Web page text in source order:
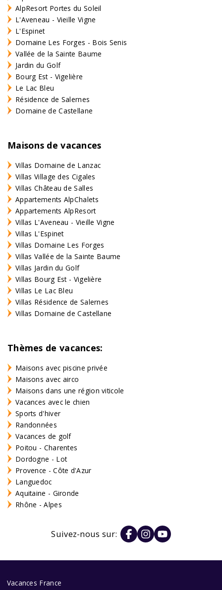
AlpResort Portes du Soleil
L'Aveneau - Vieille Vigne
L'Espinet
Domaine Les Forges - Bois Senis
Vallée de la Sainte Baume
Jardin du Golf
Bourg Est - Vigelière
Le Lac Bleu
Résidence de Salernes
Domaine de Castellane
Maisons de vacances
Villas Domaine de Lanzac
Villas Village des Cigales
Villas Château de Salles
Appartements AlpChalets
Appartements AlpResort
Villas L'Aveneau - Vieille Vigne
Villas L'Espinet
Villas Domaine Les Forges
Villas Vallée de la Sainte Baume
Villas Jardin du Golf
Villas Bourg Est - Vigelière
Villas Le Lac Bleu
Villas Résidence de Salernes
Villas Domaine de Castellane
Thèmes de vacances:
Maisons avec piscine privée
Maisons avec airco
Maisons dans une région viticole
Vacances avec le chien
Sports d'hiver
Randonnées
Vacances de golf
Poitou - Charentes
Dordogne - Lot
Provence - Côte d'Azur
Languedoc
Aquitaine - Gironde
Rhône - Alpes
Suivez-nous sur:
Vacances France